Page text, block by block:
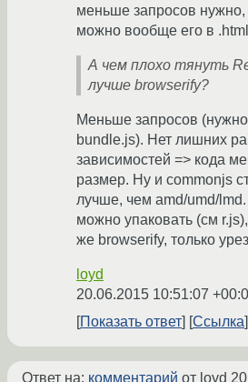
меньше запросов
можно вообще его в
А чем плохо тянуть
лучше browserify?
Mеньше запросов (нужно
bundle.js). Нет лишних
зависимостей => кода
размер. Ну и commonjs
лучше, чем amd/umd/
можно упаковать (см r.js),
же browserify, только
loyd
20.06.2015 10:51:07
Показать ответ
Ссылка
Ответ на: комментарий от loyd